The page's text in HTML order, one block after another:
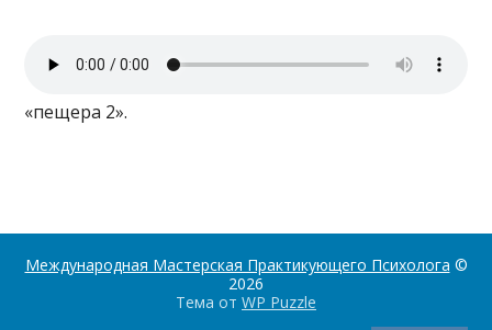
«пещера 2».
Международная Мастерская Практикующего Психолога ©
2026
Тема от WP Puzzle